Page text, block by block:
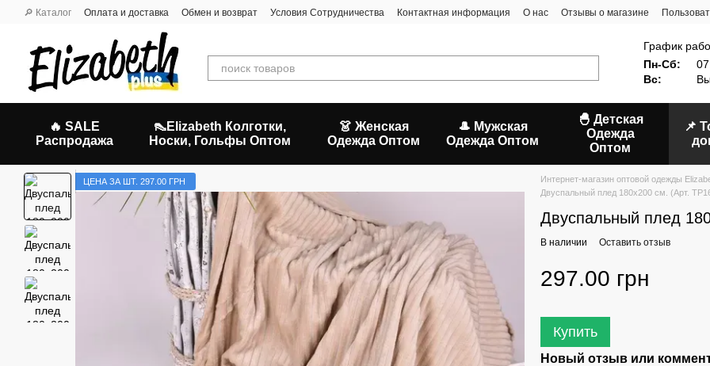
Перейти к основному контенту
🔎 Каталог Оплата и доставка Обмен и возврат Условия Сотрудничества Контактная информация О нас Отзывы о магазине
График
Пн-Сб:
Вс:
🔥 SALE
Распродажа
👠Elizabeth Колготки,
Носки, Гольфы Оптом
👗 Женская
Одежда Оптом
🎩 Мужская
Одежда Оптом
🐣 Детская
Одежда
Оптом
📌
ЦЕНА ЗА ШТ. 297.00 ГРН Интернет-магазин оптовой одежды
Двуспальный плед 180х200 см. (Арт.
Двуспальный плед
В наличии Оставить отзыв
297.00 грн
Купить
Новый отзыв или